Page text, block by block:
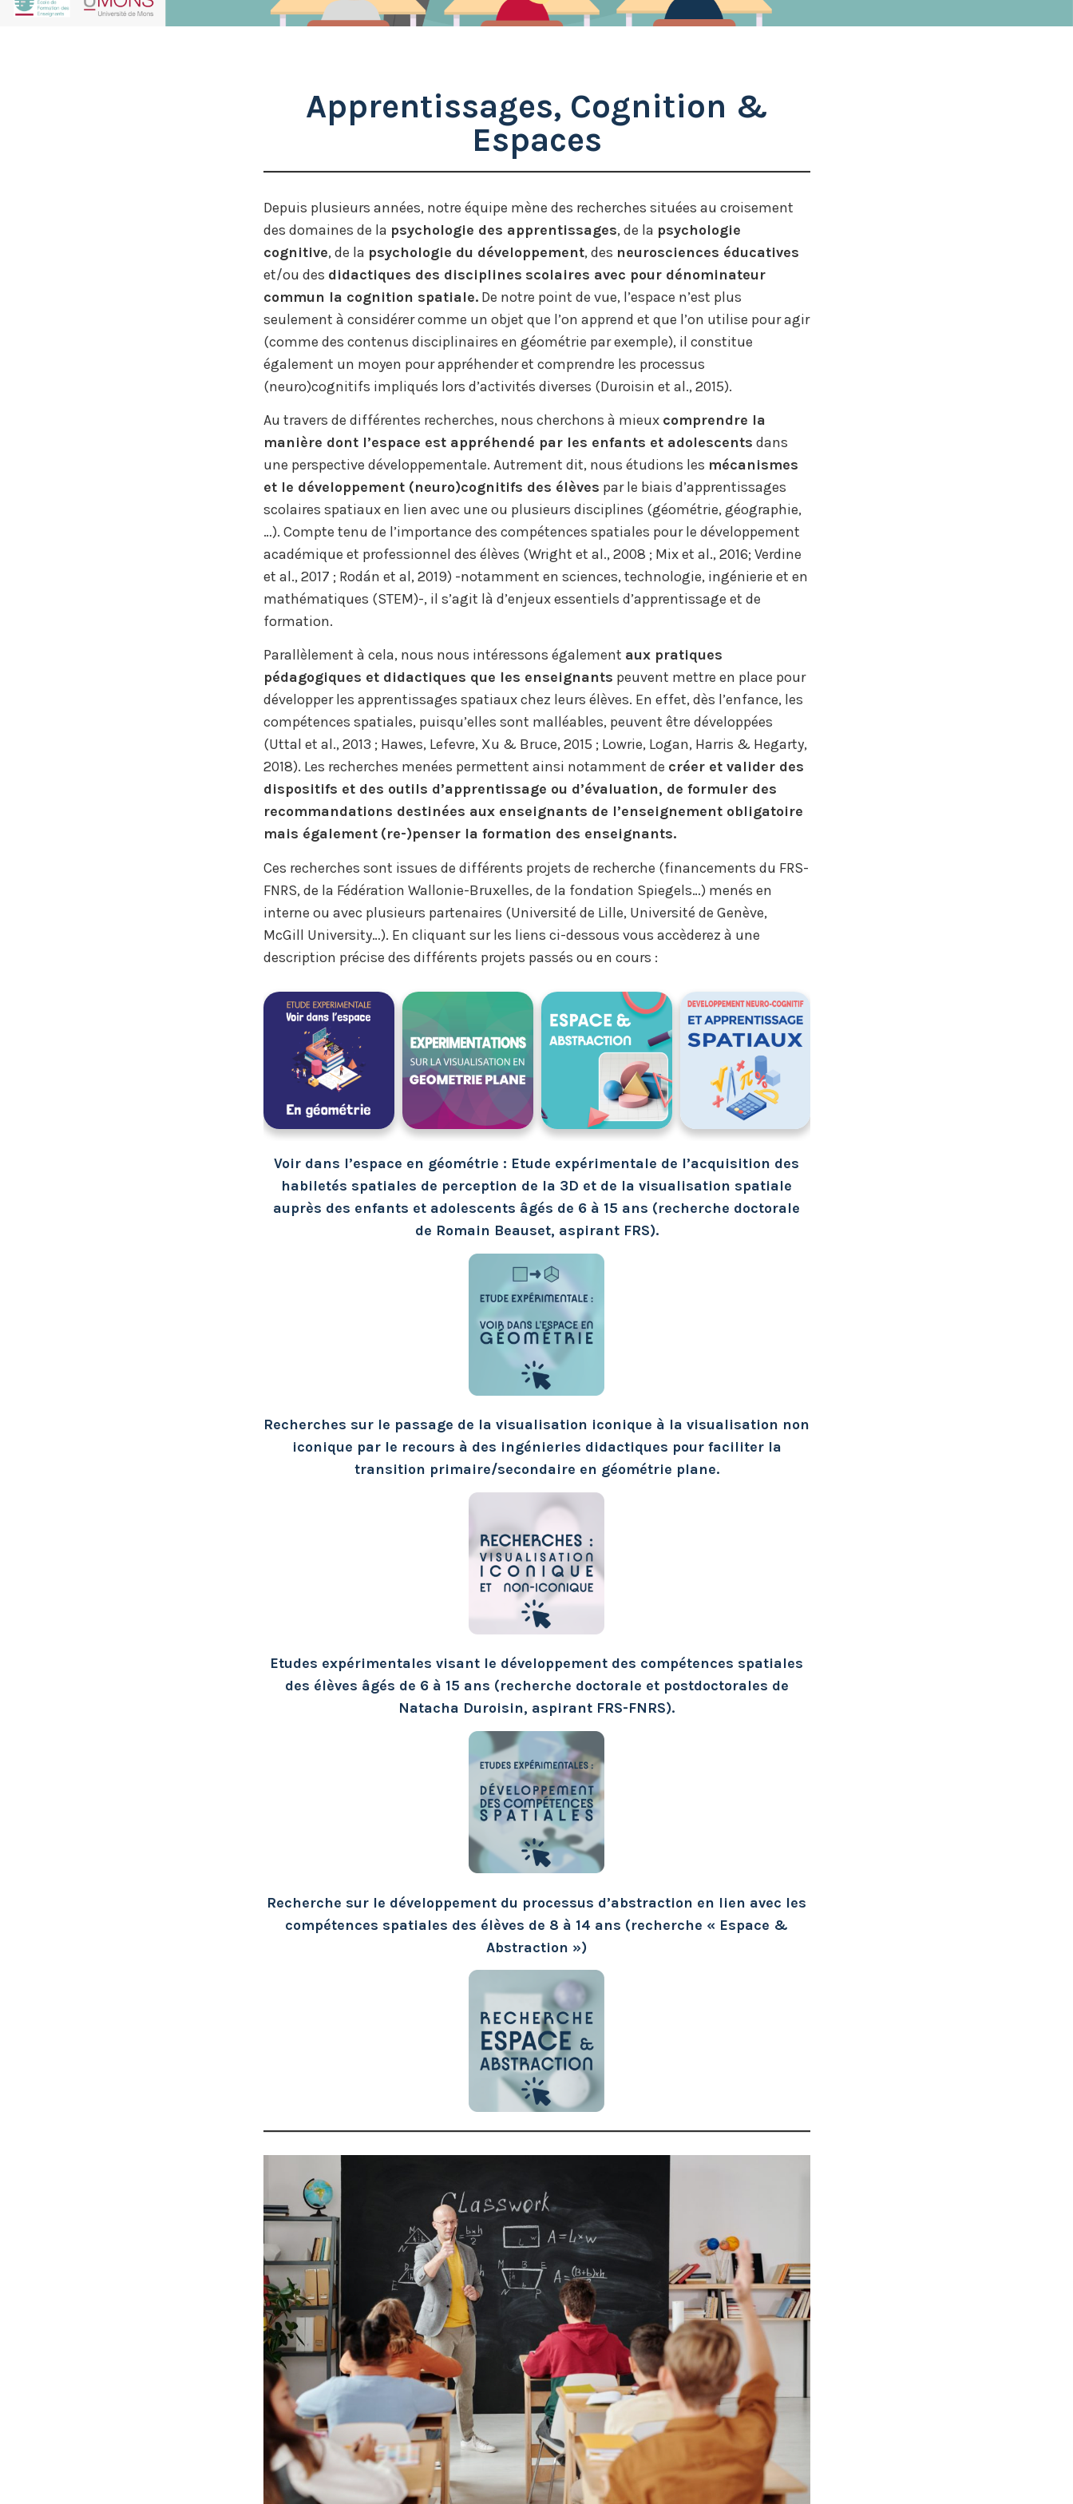
a
Apprentissages, Cognition &
Espaces
Depuis plusieurs années, notre équipe mène des recherches situées au croisement
des domaines de la psychologie des apprentissages, de la psychologie
cognitive, de la psychologie du développement, des neurosciences éducatives
et/ou des didactiques des disciplines scolaires avec pour dénominateur
commun la cognition spatiale.De notre point de vue, l’espace n’est plus
seulement à considérer comme un objet que l’on apprend et que l’on utilise pour agir
(comme des contenus disciplinaires en géométrie par exemple), il constitue
également un moyen pour appréhender et comprendre les processus
(neuro)cognitifs impliqués lors d’activités diverses (Duroisin et al., 2015).
Au travers de différentes recherches, nous cherchons à mieux comprendre la
manière dont l’espace est appréhendé par les enfants et adolescents dans
une perspective développementale. Autrement dit, nous étudions les mécanismes
et le développement (neuro)cognitifs des élèves par le biais d’apprentissages
scolaires spatiaux en lien avec une ou plusieurs disciplines (géométrie, géographie,
…). Compte tenu de l’importance des compétences spatiales pour le développement
académique et professionnel des élèves (Wright et al., 2008 ; Mix et al., 2016; Verdine
et al., 2017 ; Rodán et al, 2019) -notamment en sciences, technologie, ingénierie et en
mathématiques (STEM)-, il s’agit là d’enjeux essentiels d’apprentissage et de
formation.
Parallèlement à cela, nous nous intéressons également aux pratiques
pédagogiques et didactiques que les enseignants peuvent mettre en place pour
développer les apprentissages spatiaux chez leurs élèves. En effet, dès l’enfance, les
compétences spatiales, puisqu’elles sont malléables, peuvent être développées
(Uttal et al., 2013 ; Hawes, Lefevre, Xu & Bruce, 2015 ; Lowrie, Logan, Harris & Hegarty,
2018). Les recherches menées permettent ainsi notamment de créer et valider des
dispositifs et des outils d’apprentissage ou d’évaluation, de formuler des
recommandations destinées aux enseignants de l’enseignement obligatoire
mais également (re-)penser la formation des enseignants.
Ces recherches sont issues de différents projets de recherche (financements du FRS-
FNRS, de la Fédération Wallonie-Bruxelles, de la fondation Spiegels…) menés en
interne ou avec plusieurs partenaires (Université de Lille, Université de Genève,
McGill University…). En cliquant sur les liens ci-dessous vous accèderez à une
description précise des différents projets passés ou en cours :
Voir dans l’espace en géométrie : Etude expérimentale de l’acquisition des
habiletés spatiales de perception de la 3D et de la visualisation spatiale
auprès des enfants et adolescents âgés de 6 à 15 ans (recherche doctorale
de Romain Beauset, aspirant FRS).
Recherches sur le passage de la visualisation iconique à la visualisation non
iconique par le recours à des ingénieries didactiques pour faciliter la
transition primaire/secondaire en géométrie plane.
Etudes expérimentales visant le développement des compétences spatiales
des élèves âgés de 6 à 15 ans (recherche doctorale et postdoctorales de
Natacha Duroisin, aspirant FRS-FNRS).
Recherche sur le développement du processus d’abstraction en lien avec les
compétences spatiales des élèves de 8 à 14 ans (recherche « Espace &
Abstraction »)